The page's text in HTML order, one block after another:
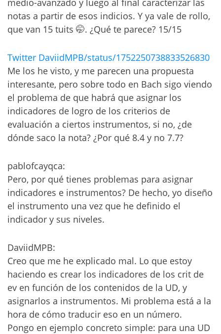
notas a partir de esos indicios. Y ya vale de rollo,
que van 15 tuits 🤭. ¿Qué te parece? 15/15
Twitter DaviidMPB/status/1752250738833526830
Me los he visto, y me parecen una propuesta
interesante, pero sobre todo en Bach sigo viendo
el problema de que habrá que asignar los
indicadores de logro de los criterios de
evaluación a ciertos instrumentos, si no, ¿de
dónde saco la nota? ¿Por qué 8.4 y no 7.7?
pablofcayqca:
Pero, por qué tienes problemas para asignar
indicadores e instrumentos? De hecho, yo diseño
el instrumento una vez que he definido el
indicador y sus niveles.
DaviidMPB:
Creo que me he explicado mal. Lo que estoy
haciendo es crear los indicadores de los crit de
ev en función de los contenidos de la UD, y
asignarlos a instrumentos. Mi problema está a la
hora de cómo traducir eso en un número.
Pongo en ejemplo concreto simple: para una UD